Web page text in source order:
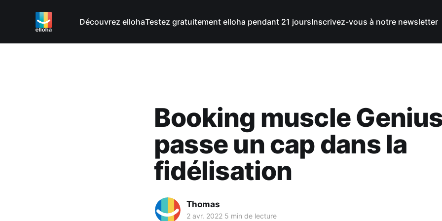
Découvrez ellohaTestez gratuitement elloha pendant 21 joursInscrivez-vous à notre newsletter
Booking muscle
passe un cap dans la
fidélisation
Thomas
2 avr. 2022 5 min de lecture